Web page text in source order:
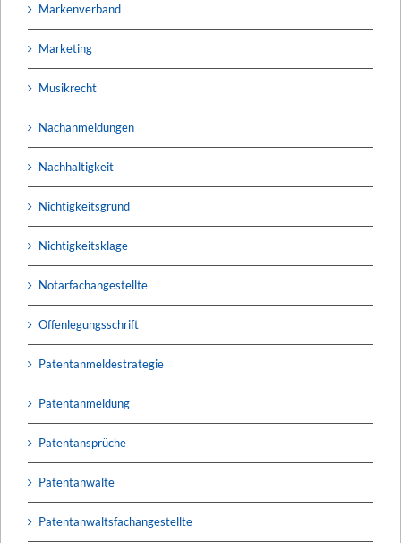
Markenverband
Marketing
Musikrecht
Nachanmeldungen
Nachhaltigkeit
Nichtigkeitsgrund
Nichtigkeitsklage
Notarfachangestellte
Offenlegungsschrift
Patentanmeldestrategie
Patentanmeldung
Patentansprüche
Patentanwälte
Patentanwaltsfachangestellte